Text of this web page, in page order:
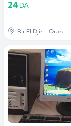
24 DA
Bir El Djir - Oran